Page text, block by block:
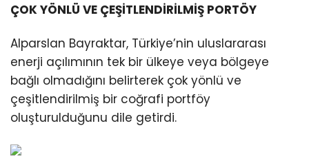
ÇOK YÖNLÜ VE ÇEŞİTLENDİRİLMİŞ PORTÖY
Alparslan Bayraktar, Türkiye’nin uluslararası
enerji açılımının tek bir ülkeye veya bölgeye
bağlı olmadığını belirterek çok yönlü ve
çeşitlendirilmiş bir coğrafi portföy
oluşturulduğunu dile getirdi.